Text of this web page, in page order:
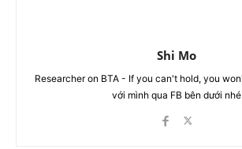
Shi Mo
Researcher on BTA - If you can't hold, you
với mình qua FB bên dưới nhé